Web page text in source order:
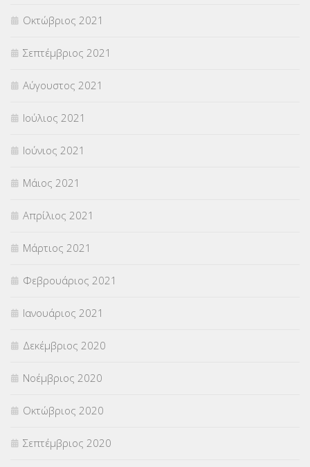
Οκτώβριος 2021
Σεπτέμβριος 2021
Αύγουστος 2021
Ιούλιος 2021
Ιούνιος 2021
Μάιος 2021
Απρίλιος 2021
Μάρτιος 2021
Φεβρουάριος 2021
Ιανουάριος 2021
Δεκέμβριος 2020
Νοέμβριος 2020
Οκτώβριος 2020
Σεπτέμβριος 2020